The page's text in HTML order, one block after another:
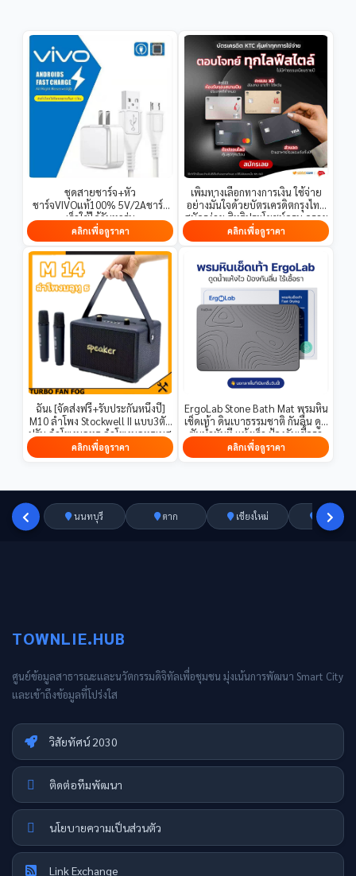
ชุดสายชาร์จ+หัว
ชาร์จVIVOแท้100% 5V/2Aชาร์จ
เร็วใช้ได้กับทุกรุ่น
คลิกเพื่อดูราคา
เพิ่มทางเลือกทางการเงิน ใช้จ่าย
อย่างมั่นใจด้วยบัตรเครดิตกรุงไทย
สมัครง่าย สิทธิประโยชน์ครบ ดูราย
ละเอียดที่ลิงก์นี้
คลิกเพื่อดูราคา
ฉันเ [จัดส่งฟรี+รับประกันหนึ่งปี]
M10 ลำโพง Stockwell II แบบ3ตัว
ปรับ ลำโพงบลูทูธ ลำโพงบลูทูธเบส
หนัก Bluetooth Speaker
KILBURNll ไร้สายลำโพงพกพา
คลิกเพื่อดูราคา
ErgoLab Stone Bath Mat พรมหิน
เช็ดเท้า ดินเบาธรรมชาติ กันลื่น ดูด
ซับน้ำทันที แห้งเร็ว ป้องกันเชื้อรา
ทำความสะอาดง่าย
คลิกเพื่อดูราคา
นนทบุรี ตาก เชียงใหม่ อ่างทอง
TOWNLIE.HUB
ศูนย์ข้อมูลสาธารณะและนวัตกรรมดิจิทัลเพื่อชุมชน มุ่งเน้นการพัฒนา Smart City
และเข้าถึงข้อมูลที่โปร่งใส
วิสัยทัศน์ 2030
ติดต่อทีมพัฒนา
นโยบายความเป็นส่วนตัว
Link Exchange